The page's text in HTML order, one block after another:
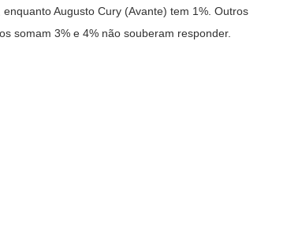
Augusto Cury (Avante) tem 1%. Outros
somam 3% e 4% não souberam responder.